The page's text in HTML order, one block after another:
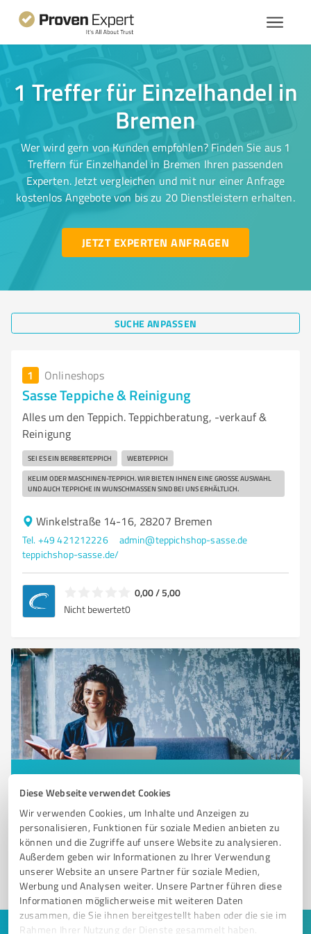
Diese Webseite verwendet Cookies
Wir verwenden Cookies, um Inhalte und Anzeigen zu
personalisieren, Funktionen für soziale Medien anbieten zu
können und die Zugriffe auf unsere Website zu analysieren.
Außerdem geben wir Informationen zu Ihrer Verwendung
unserer Website an unsere Partner für soziale Medien,
Werbung und Analysen weiter. Unsere Partner führen diese
Informationen möglicherweise mit weiteren Daten
zusammen, die Sie ihnen bereitgestellt haben oder die sie im
Rahmen Ihrer Nutzung der Dienste gesammelt haben.
1 Treffer für Einzelhandel in
Bremen
Wer wird gern von Kunden empfohlen? Finden Sie aus 1
Treffern für Einzelhandel in Bremen Ihren passenden
Experten. Jetzt vergleichen und mit nur einer Anfrage
kostenlos Angebote von bis zu 20 Dienstleistern erhalten.
JETZT EXPERTEN ANFRAGEN
SUCHE ANPASSEN
1 Onlineshops
Sasse Teppiche & Reinigung
Alles um den Teppich. Teppichberatung, -verkauf &
Reinigung
SEI ES EIN BERBERTEPPICH WEBTEPPICH
KELIM ODER MASCHINEN-TEPPICH. WIR BIETEN IHNEN EINE GROSSE AUSWAHL U
ND AUCH TEPPICHE IN WUNSCHMASSEN SIND BEI UNS ERHÄLTLICH.
Winkelstraße 14-16, 28207 Bremen
Tel. +49 421212226
admin@teppichshop-sasse.de
teppichshop-sasse.de/
0,00 / 5,00
Nicht bewertet0
Sie möchten auch hier gelistet werden?
Registrieren Sie sich jetzt und werden Sie ein von
Kunden empfohlener ProvenExpert!